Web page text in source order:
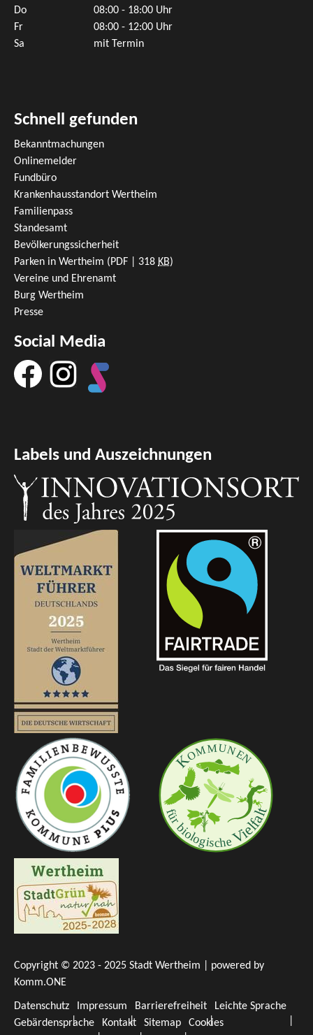
Do
08:00 - 18:00 Uhr
Fr
08:00 - 12:00 Uhr
Sa
mit Termin
Schnell gefunden
Bekanntmachungen
Onlinemelder
Fundbüro
Krankenhausstandort Wertheim
Familienpass
Standesamt
Bevölkerungssicherheit
Parken in Wertheim (PDF | 318 KB)
Vereine und Ehrenamt
Burg Wertheim
Presse
Social Media
Labels und Auszeichnungen
Copyright © 2023 - 2025 Stadt Wertheim | powered by
Komm.ONE
Datenschutz Impressum Barrierefreiheit
Leichte Sprache
Gebärdensprache
Kontakt Sitemap Cookies